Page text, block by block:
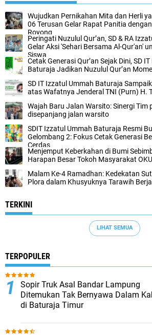
Wujudkan Pernikahan Mita dan Herli
06 Terusan Gelar Rapat Panitia
Royong
Peringati Nuzulul Qur’an, SD & RA
Gelar Aksi 'Sehari Bersama Al-Qur'an'
Siswa
Cetak Generasi Qur’an Sejak Dini, SD
Baturaja Jadikan Nuzulul Qur’an
SD IT Izzatul Ummah Baturaja
atas Wafatnya Jenderal TNI (Purn) H.
Wajah Baru Jalan Warsito: Sinergi Tim
disepanjang jalan warsito
SDIT Izzatul Ummah Baturaja Resmi
Gelombang 2: Fokus Cetak Generasi
Cerdas
Menjemput Keberkahan di Bumi
Harapan Besar Tokoh Masyarakat
Malam Ke-4 Ramadhan: Kedekatan
Plora dalam Khusyuknya Tarawih
TERKINI
LIHAT SEMUA
TERPOPULER
Sopir Truk Asal Bandar Lampung
Ditemukan Tak Bernyawa Dalam
di Baturaja Timur